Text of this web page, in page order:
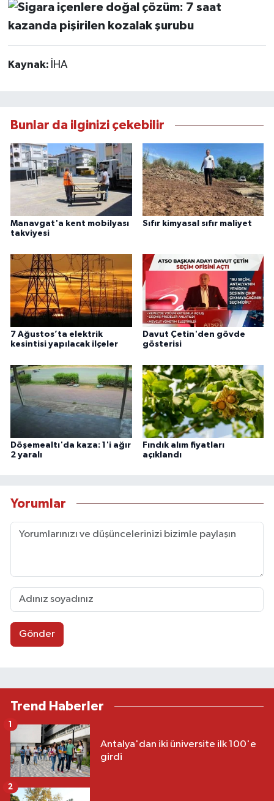
Kaynak: İHA
Bunlar da ilginizi çekebilir
Manavgat'a kent mobilyası
takviyesi
Sıfır kimyasal sıfır maliyet
7 Ağustos’ta elektrik
kesintisi yapılacak ilçeler
Davut Çetin'den gövde
gösterisi
Döşemealtı'da kaza: 1'i ağır
2 yaralı
Fındık alım fiyatları
açıklandı
Yorumlar
Gönder
Trend Haberler
Antalya'dan iki üniversite ilk 100'e
girdi
1
2